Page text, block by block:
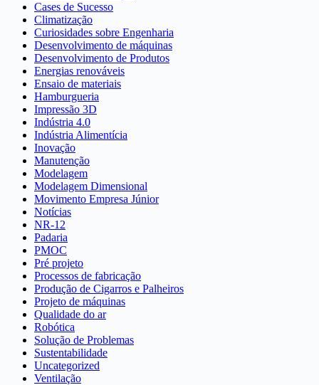
Cases de Sucesso
Climatização
Curiosidades sobre Engenharia
Desenvolvimento de máquinas
Desenvolvimento de Produtos
Energias renováveis
Ensaio de materiais
Hamburgueria
Impressão 3D
Indústria 4.0
Indústria Alimentícia
Inovação
Manutenção
Modelagem
Modelagem Dimensional
Movimento Empresa Júnior
Notícias
NR-12
Padaria
PMOC
Pré projeto
Processos de fabricação
Produção de Cigarros e Palheiros
Projeto de máquinas
Qualidade do ar
Robótica
Solução de Problemas
Sustentabilidade
Uncategorized
Ventilação